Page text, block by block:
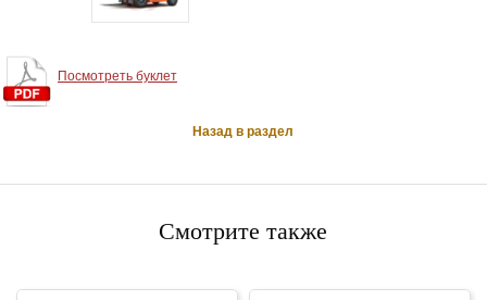
Посмотреть буклет
Назад в раздел
Смотрите также